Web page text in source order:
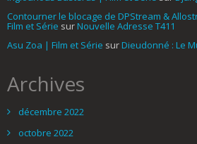
Contourner le blocage de DPStream &
Film et Série surNouvelle Adresse T411
Asu Zoa | Film et Série surDieudonné : Le
Archives
décembre 2022
octobre 2022